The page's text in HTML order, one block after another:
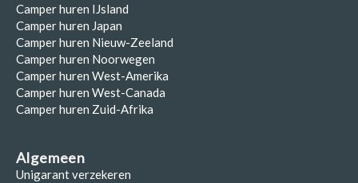
Camper huren IJsland
Camper huren Japan
Camper huren Nieuw-Zeeland
Camper huren Noorwegen
Camper huren West-Amerika
Camper huren West-Canada
Camper huren Zuid-Afrika
Algemeen
Unigarant verzekeren